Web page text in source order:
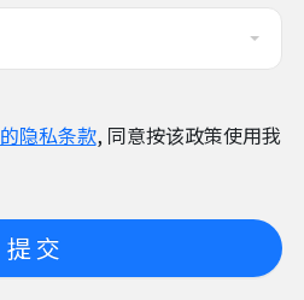
的隐私条款, 同意按该政策使用我
提 交